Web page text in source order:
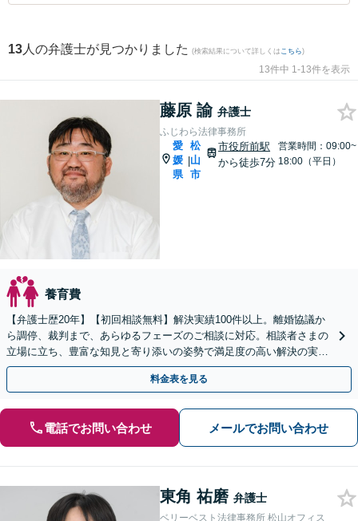
13 人の弁護士が見つかりました (検索結果について詳しくは こちら)
13件中 1-13件を表示
藤原 諭 弁護士
ふじわら法律事務所
愛
媛
県
|
松
山
市
市役所前駅
から徒歩7分
営業時間：09:00~
18:00（平日）
養育費
【弁護士歴20年】【初回相談無料】解決実績100件以上。離婚協議か
ら調停、裁判まで、あらゆるフェーズのご相談に対応。相談者さまの
立場に立ち、豊富な知見と寄り添いの姿勢で満足度の高い解決の実現
を目指します【法テラス利用OK】【市役所前駅6分】
料金表を見る
電話でお問い合わせ メールでお問い合わせ
東角 祐磨 弁護士
ベリーベスト法律事務所 松山オフィス